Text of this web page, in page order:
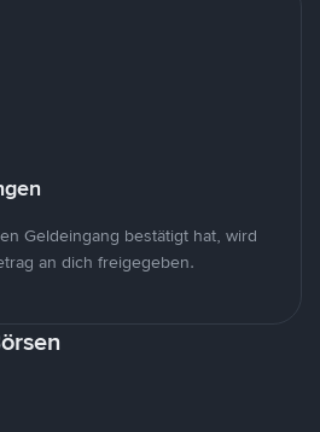
Geldeingang bestätigt hat, wird
an dich freigegeben.